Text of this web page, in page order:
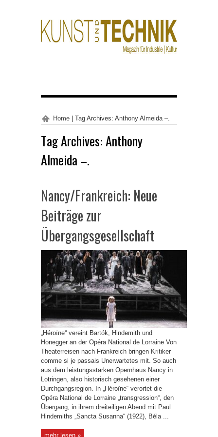
Home Tag Archives: Anthony Almeida –.
Tag Archives:Anthony
Almeida –.
Nancy/Frankreich: Neue
Beiträge zur
Übergangsgesellschaft
„Héroïne“ vereint Bartók, Hindemith und
Honegger an der Opéra National de Lorraine Von
Theaterreisen nach Frankreich bringen Kritiker
comme si je passais Unerwartetes mit. So auch
aus dem leistungsstarken Opernhaus Nancy in
Lotringen, also historisch gesehenen einer
Durchgangsregion. In „Héroïne“ verortet die
Opéra National de Lorraine „transgression“, den
Übergang, in ihrem dreiteiligen Abend mit Paul
Hindemiths „Sancta Susanna“ (1922), Béla ...
mehr lesen »